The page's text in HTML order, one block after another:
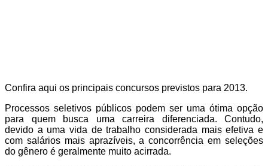
Confira aqui os principais concursos previstos para 2013.
Processos seletivos públicos podem ser uma ótima opção
para quem busca uma carreira diferenciada. Contudo,
devido a uma vida de trabalho considerada mais efetiva e
com salários mais aprazíveis, a concorrência em seleções
do gênero é geralmente muito acirrada.